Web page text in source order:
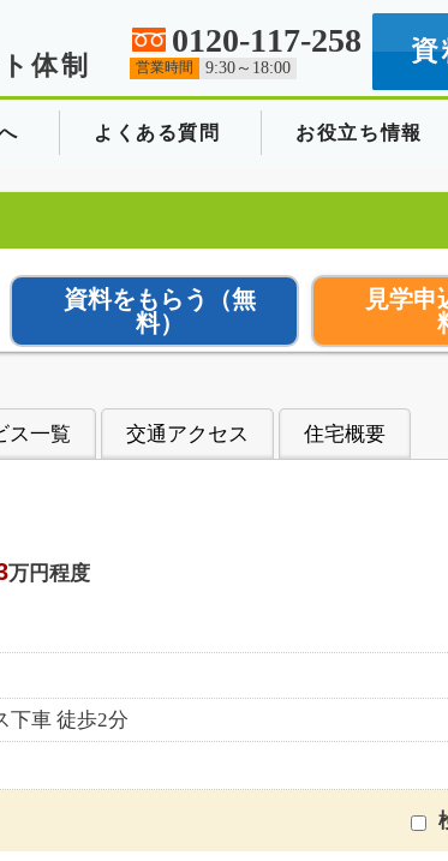
体制
0120-117-258
営業時間 9:30～18:00
よくある質問 お役立ち情報
資料をもらう
（無
料）
見学申
ス一覧 交通アクセス 住宅概要
万円程度
下車 徒歩2分